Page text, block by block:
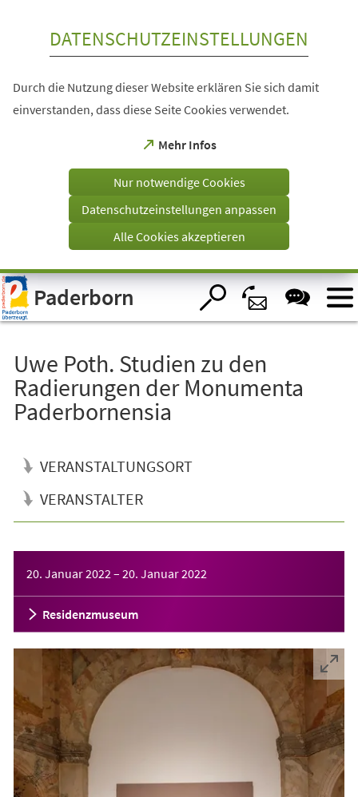
Visuelle
Assistenzsoftware
öffnen.
DATENSCHUTZEINSTELLUNGEN
Durch die Nutzung dieser Website erklären Sie sich damit
einverstanden, dass diese Seite Cookies verwendet.
Mehr Infos
(Öffnet
einem
Tab)
Nur notwendige Cookies
Datenschutzeinstellungen anpassen
Alle Cookies akzeptieren
Paderborn
Uwe Poth. Studien zu den
Radierungen der Monumenta
Paderbornensia
VERANSTALTUNGSORT
VERANSTALTER
20. Januar 2022 – 20. Januar 2022
Residenzmuseum